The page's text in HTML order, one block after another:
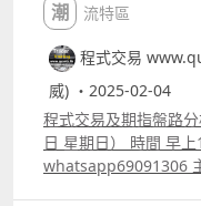
潮流特區
程式交易
威) ・2025-02-04
程式交易及期指盤路
日 星期日） 時間 早上1130 1230 1小
whatsapp69091306